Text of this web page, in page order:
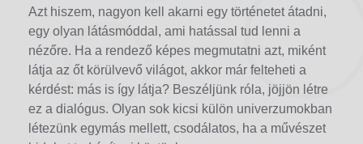
Azt hiszem, nagyon kell akarni egy történetet átadni,
egy olyan látásmóddal, ami hatással tud lenni a
nézőre. Ha a rendező képes megmutatni azt, miként
látja az őt körülvevő világot, akkor már felteheti a
kérdést: más is így látja? Beszéljünk róla, jöjjön létre
ez a dialógus. Olyan sok kicsi külön univerzumokban
létezünk egymás mellett, csodálatos, ha a művészet